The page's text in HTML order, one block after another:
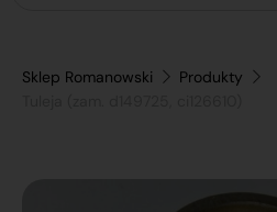
Sklep Romanowski
Produkty